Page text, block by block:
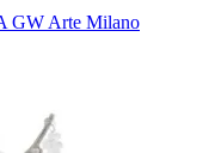
GW Arte Milano